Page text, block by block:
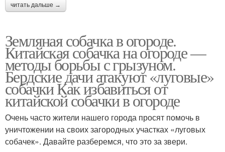
читать дальше →
Земляная собачка в огороде.
Китайская собачка на огороде —
методы борьбы с грызуном.
Бердские дачи атакуют «луговые»
собачки Как избавиться от
китайской собачки в огороде
Очень часто жители нашего города просят помочь в
уничтожении на своих загородных участках «луговых
собачек». Давайте разберемся, что это за звери.